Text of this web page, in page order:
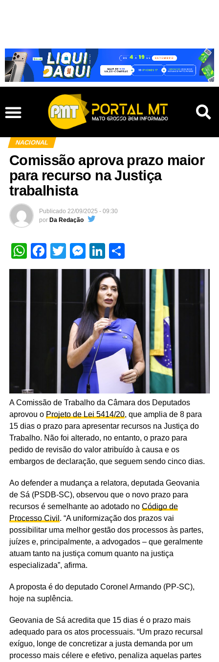
NACIONAL
Comissão aprova prazo maior
para recurso na Justiça
trabalhista
Publicado 22/09/2025 - 09:30
por Da Redação
WhatsApp
Facebook
TwitterMessenger
LinkedIn
A Comissão de Trabalho da Câmara dos Deputados
aprovou o Projeto de Lei 5414/20, que amplia de 8 para
15 dias o prazo para apresentar recursos na Justiça do
Trabalho. Não foi alterado, no entanto, o prazo para
pedido de revisão do valor atribuído à causa e os
embargos de declaração, que seguem sendo cinco dias.
Ao defender a mudança a relatora, deputada Geovania
de Sá (PSDB-SC), observou que o novo prazo para
recursos é semelhante ao adotado no Código de
Processo Civil . “A uniformização dos prazos vai
possibilitar uma melhor gestão dos processos às partes,
juízes e, principalmente, a advogados – que geralmente
atuam tanto na justiça comum quanto na justiça
especializada”, afirma.
A proposta é do deputado Coronel Armando (PP-SC),
hoje na suplência.
Geovania de Sá acredita que 15 dias é o prazo mais
adequado para os atos processuais. “Um prazo recursal
exíguo, longe de concretizar a justa demanda por um
processo mais célere e efetivo, penaliza aquelas partes